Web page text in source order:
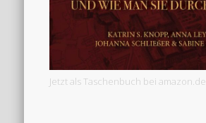
Jetzt als Taschenbuch bei amazon.de